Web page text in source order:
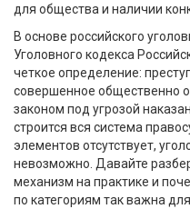
для общества и наличии
В основе российского
Уголовного кодекса
четкое определение:
совершенное общественно
законом под угрозой
строится вся система
элементов отсутствует,
невозможно. Давайте
механизм на практике и
по категориям так важна